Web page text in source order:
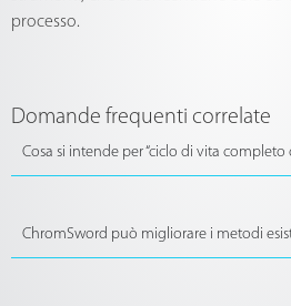
processo.
Domande frequenti correlate
Cosa si intende per “ciclo di vita completo
ChromSword può migliorare i metodi